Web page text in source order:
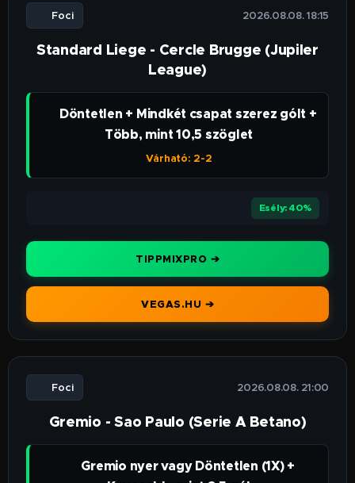
⚽ Foci 🕒 2026.08.08. 18:15
Standard Liege - Cercle Brugge (Jupiler
League)
👉 Döntetlen + Mindkét csapat szerez gólt +
Több, mint 10,5 szöglet
Várható: 2-2
Esély: 40%
TIPPMIXPRO ➔
VEGAS.HU ➔
⚽ Foci 🕒 2026.08.08. 21:00
Gremio - Sao Paulo (Serie A Betano)
👉 Gremio nyer vagy Döntetlen (1X) +